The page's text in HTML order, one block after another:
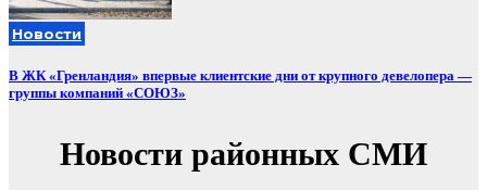
Новости
В ЖК «Гренландия» впервые клиентские дни от крупного девелопера —
группы компаний «СОЮЗ»